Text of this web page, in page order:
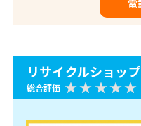
電
リサイクルショッ
総合評価